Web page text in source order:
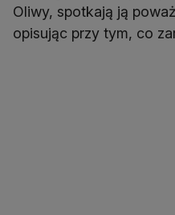
Oliwy, spotkają ją
opisując przy tym, co